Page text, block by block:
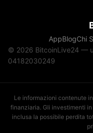
AppBlogChi
© 2026 BitcoinLive24 —
04182030249
Le informazioni contenute
finanziaria. Gli investimenti
inclusa la possibile perdita